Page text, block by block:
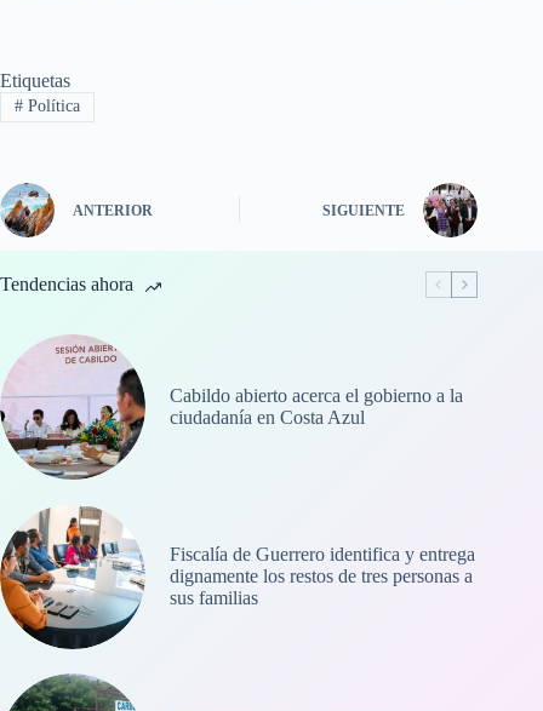
Etiquetas
#Política
ANTERIOR SIGUIENTE
Tendencias ahora
Cabildo abierto acerca el gobierno a la
ciudadanía en Costa Azul
Fiscalía de Guerrero identifica y entrega
dignamente los restos de tres personas a
sus familias